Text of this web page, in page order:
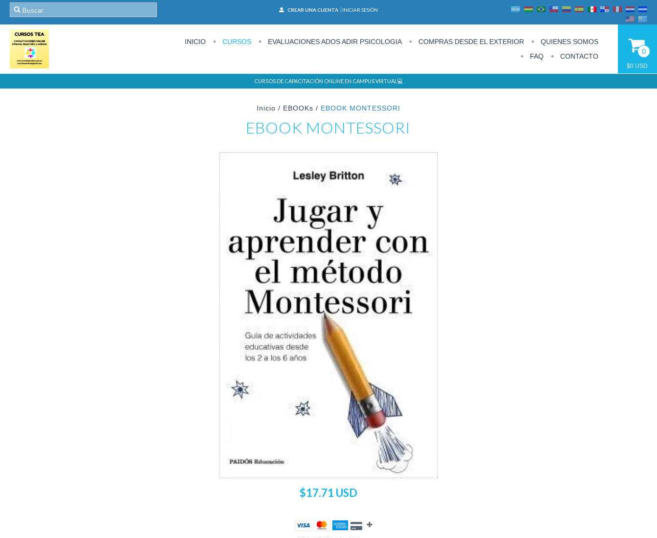
CREAR UNA CUENTA INICIAR SESIÓN
INICIO CURSOS EVALUACIONES ADOS ADIR PSICOLOGIA COMPRAS DESDE EL EXTERIOR
QUIENES SOMOS
FAQ
CONTACTO
0
$0 USD
CURSOS DE CAPACITACIÓN ONLINE EN CAMPUS VIRTUAL💻
Inicio / EBOOKs / EBOOK MONTESSORI
EBOOK MONTESSORI
$17.71 USD